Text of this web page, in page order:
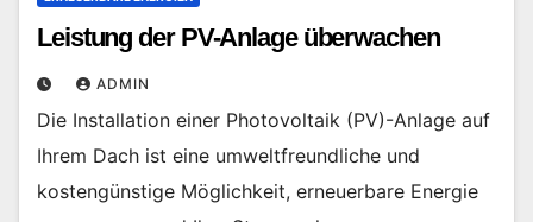
Leistung der PV-Anlage überwachen
ADMIN
Die Installation einer Photovoltaik (PV)-Anlage auf
Ihrem Dach ist eine umweltfreundliche und
kostengünstige Möglichkeit, erneuerbare Energie